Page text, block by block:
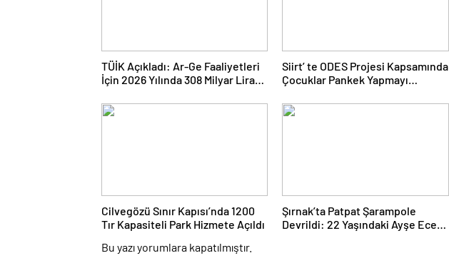
TÜİK Açıkladı: Ar-Ge Faaliyetleri
İçin 2026 Yılında 308 Milyar Lira
Siirt’ te ODES Projesi Kapsamında
Çocuklar Pankek Yapmayı
Cilvegözü Sınır Kapısı’nda 1200
Tır Kapasiteli Park Hizmete Açıldı
Şırnak’ta Patpat Şarampole
Devrildi: 22 Yaşındaki Ayşe Ece
Bu yazı yorumlara kapatılmıştır.